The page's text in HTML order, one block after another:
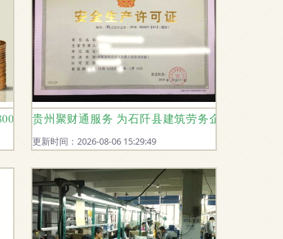
万？这位家庭主妇道出真相
贵州聚财通服务 为石阡县建筑劳务企业资质代
更新时间：2026-08-06 15:29:49